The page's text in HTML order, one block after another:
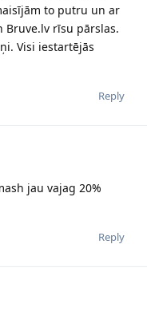
to putru un ar
Bruve.lv rīsu pārslas.
Visi iestartējās
Reply
jau vajag 20%
Reply